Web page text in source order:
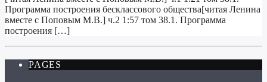
Программа построения бесклассового общества[читая Ленина
вместе с Поповым М.В.] ч.2 1:57 том 38.1. Программа
построения […]
PAGES